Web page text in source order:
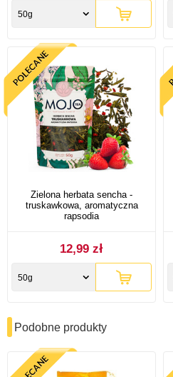
50g
Zielona herbata sencha -
truskawkowa, aromatyczna
rapsodia
12,99 zł
50g
Podobne produkty